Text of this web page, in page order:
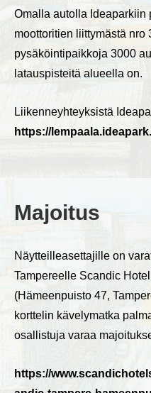
Omalla autolla Ideaparkiin
moottoritien liittymästä
pysäköintipaikkoja 3000
latauspisteitä alueella on.
Liikenneyhteyksistä
https://
Majoitus
Näytteilleasettajille on
Tampereelle Scandic
(Hämeenpuisto 47,
korttelin kävelymatka
osallistuja varaa
https://